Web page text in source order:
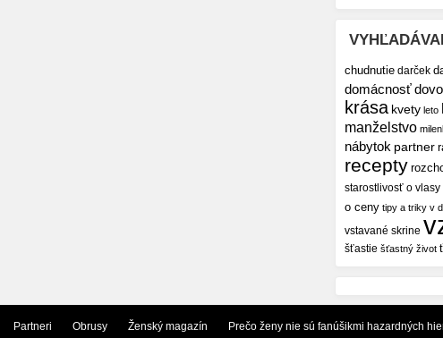
chudnutie darček
domácnosť
krása kvety leto
manželstvo
nábytok partner
recepty
starostlivosť o vlasy
o ceny tipy a triky v
vstavané skrine
šťastie šťastný život
Partneri Obrusy Ženský magazín Prečo ženy nie sú fanúšikmi hazardných